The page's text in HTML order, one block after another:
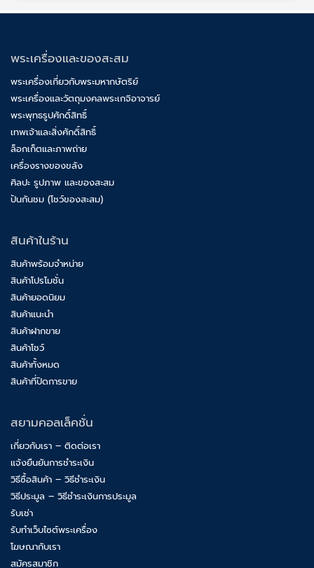
พระเครื่องและของสะสม
พระเครื่องเกี่ยวกับพระมหากษัตริย์
พระเครื่องและวัตถุมงคลพระเกจิอาจารย์
พระพุทธรูปศักดิ์สิทธิ์
เทพเจ้าและสิ่งศักดิ์สิทธิ์
ล็อกเก็ตและภาพถ่าย
เครื่องรางของขลัง
ศิลปะ รูปภาพ และของสะสม
ปันกันชม (โชว์ของสะสม)
สินค้าในร้าน
สินค้าพร้อมจำหน่าย
สินค้าโปรโมชั่น
สินค้ายอดนิยม
สินค้าแนะนำ
สินค้าฝากขาย
สินค้าโชว์
สินค้าทั้งหมด
สินค้าที่ปิดการขาย
สยามคอลเล็คชั่น
เกี่ยวกับเรา – ติดต่อเรา
แจ้งยืนยันการชำระเงิน
วิธีซื้อสินค้า – วิธีชำระเงิน
วิธีประมูล – วิธีชำระเงินการประมูล
รับเช่า
รับทำเว็บไซต์พระเครื่อง
โฆษณากับเรา
สมัครสมาชิก